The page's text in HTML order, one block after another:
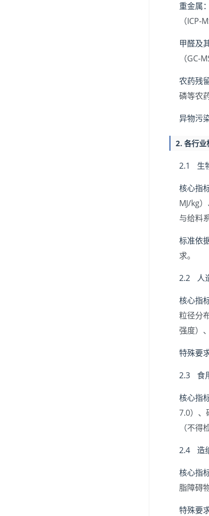
重金属：
（
甲醛及
（GC-
农药残留
磷等农
异物污染
2. 各行业
2.1 生
核心指标
MJ/kg
与给料
标准依据
求。
2.2 人
核心指标
粒径分
强度）
特殊要求
2.3 食
核心指标
7.0）、
（不
2.4 造
核心指标
脂障碍
特殊要求